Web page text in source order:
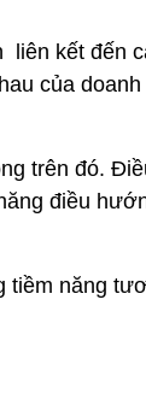
kết đến
của
trên đó.
điều
tiềm năng